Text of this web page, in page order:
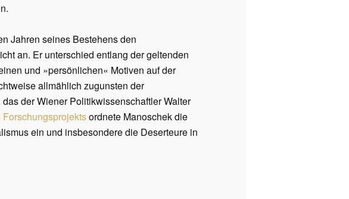
Jahren seines Bestehens den
an. Er unterschied entlang der geltenden
und »persönlichen« Motiven auf der
allmählich zugunsten der
der Wiener Politikwissenschaftler Walter
Forschungsprojektsordnete Manoschek die
ein und insbesondere die Deserteure in